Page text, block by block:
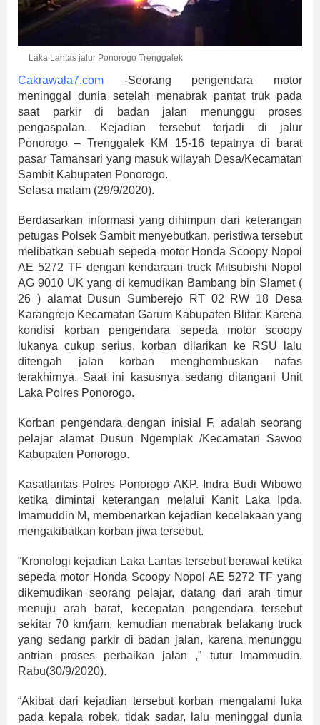
Laka Lantas jalur Ponorogo Trenggalek
Cakrawala7.com -Seorang pengendara motor
meninggal dunia setelah menabrak pantat truk pada
saat parkir di badan jalan menunggu proses
pengaspalan. Kejadian tersebut terjadi di jalur
Ponorogo – Trenggalek KM 15-16 tepatnya di barat
pasar Tamansari yang masuk wilayah Desa/Kecamatan
Sambit Kabupaten Ponorogo.
Selasa malam (29/9/2020).
Berdasarkan informasi yang dihimpun dari keterangan
petugas Polsek Sambit menyebutkan, peristiwa tersebut
melibatkan sebuah sepeda motor Honda Scoopy Nopol
AE 5272 TF dengan kendaraan truck Mitsubishi Nopol
AG 9010 UK yang di kemudikan Bambang bin Slamet (
26 ) alamat Dusun Sumberejo RT 02 RW 18 Desa
Karangrejo Kecamatan Garum Kabupaten Blitar. Karena
kondisi korban pengendara sepeda motor scoopy
lukanya cukup serius, korban dilarikan ke RSU lalu
ditengah jalan korban menghembuskan nafas
terakhirnya. Saat ini kasusnya sedang ditangani Unit
Laka Polres Ponorogo.
Korban pengendara dengan inisial F, adalah seorang
pelajar alamat Dusun Ngemplak /Kecamatan Sawoo
Kabupaten Ponorogo.
Kasatlantas Polres Ponorogo AKP. Indra Budi Wibowo
ketika dimintai keterangan melalui Kanit Laka Ipda.
Imamuddin M, membenarkan kejadian kecelakaan yang
mengakibatkan korban jiwa tersebut.
“Kronologi kejadian Laka Lantas tersebut berawal ketika
sepeda motor Honda Scoopy Nopol AE 5272 TF yang
dikemudikan seorang pelajar, datang dari arah timur
menuju arah barat, kecepatan pengendara tersebut
sekitar 70 km/jam, kemudian menabrak belakang truck
yang sedang parkir di badan jalan, karena menunggu
antrian proses perbaikan jalan ,” tutur Imammudin.
Rabu(30/9/2020).
“Akibat dari kejadian tersebut korban mengalami luka
pada kepala robek, tidak sadar, lalu meninggal dunia